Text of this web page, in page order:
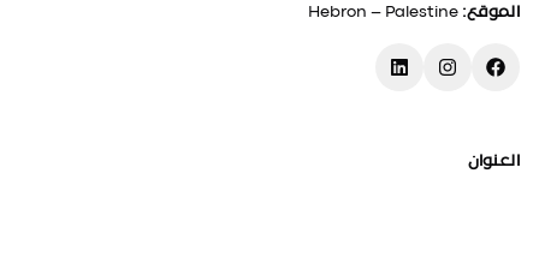
الموقع:
العنوان